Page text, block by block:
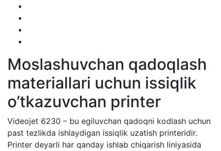
Moslashuvchan qadoqlash
materiallari uchun issiqlik
o’tkazuvchan printer
Videojet 6230 – bu egiluvchan qadoqni kodlash uchun
past tezlikda ishlaydigan issiqlik uzatish printeridir.
Printer deyarli har qanday ishlab chiqarish liniyasida